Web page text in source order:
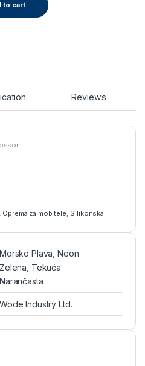
to cart
Reviews
Oprema za mobitele Silikonska
Morsko Plava, Neon
Zelena, Tekuća
Narančasta
Wode Industry Ltd.